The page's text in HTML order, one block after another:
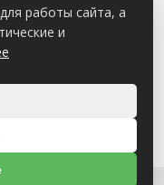
работы сайта, а
и